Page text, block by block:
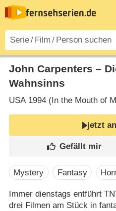
John Carpenters –
Wahnsinns
USA1994 (In the Mouth of
jetzt
Mystery Fantasy
Immer dienstags entführt
drei Filmen am Stück in